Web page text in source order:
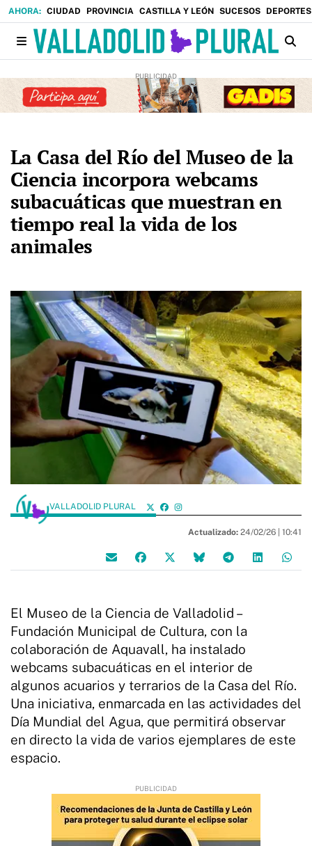
CIUDAD PROVINCIA CASTILLA Y LEÓN SUCESOS DEPORTES
La Casa del Río del Museo de la
Ciencia incorpora webcams
subacuáticas que muestran en
tiempo real la vida de los
animales
VALLADOLID PLURAL
Actualizado: 24/02/26 | 10:41
El Museo de la Ciencia de Valladolid –
Fundación Municipal de Cultura, con la
colaboración de Aquavall, ha instalado
webcams subacuáticas en el interior de
algunos acuarios y terrarios de la Casa del Río.
Una iniciativa, enmarcada en las actividades del
Día Mundial del Agua, que permitirá observar
en directo la vida de varios ejemplares de este
espacio.